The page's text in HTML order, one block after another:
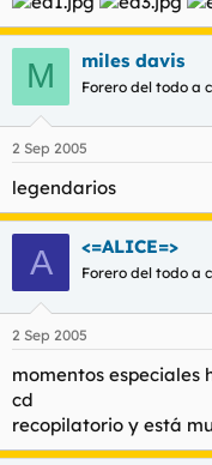
M miles davis
Forero del todo a
2 Sep 2005
legendarios
A <=ALICE=>
Forero del todo a
2 Sep 2005
momentos especiales
cd
recopilatorio y está